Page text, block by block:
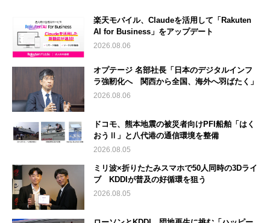
楽天モバイル、Claudeを活用して「Rakuten
AI for Business」をアップデート
2026.08.06
オプテージ 名部社長「日本のデジタルインフ
ラ強靭化へ 関西から全国、海外へ羽ばたく」
2026.08.06
ドコモ、熊本地震の被災者向けPFI船舶「はく
おうⅡ」と八代港の通信環境を整備
2026.08.05
ミリ波×折りたたみスマホで50人同時の3Dライ
ブ KDDIが普及の好循環を狙う
2026.08.05